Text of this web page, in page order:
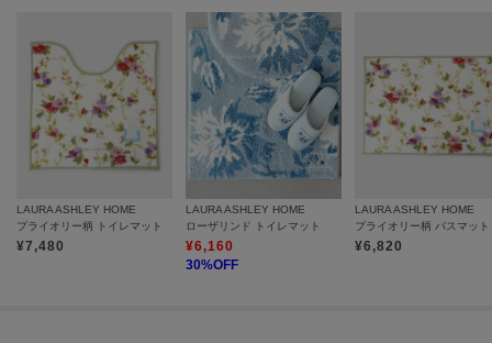
LAURA ASHLEY HOME
プライオリー柄 トイレマット
¥7,480
LAURA ASHLEY HOME
ローザリンド トイレマット
¥6,160
30%OFF
LAURA ASHLEY HOME
プライオリー柄 バスマット
¥6,820